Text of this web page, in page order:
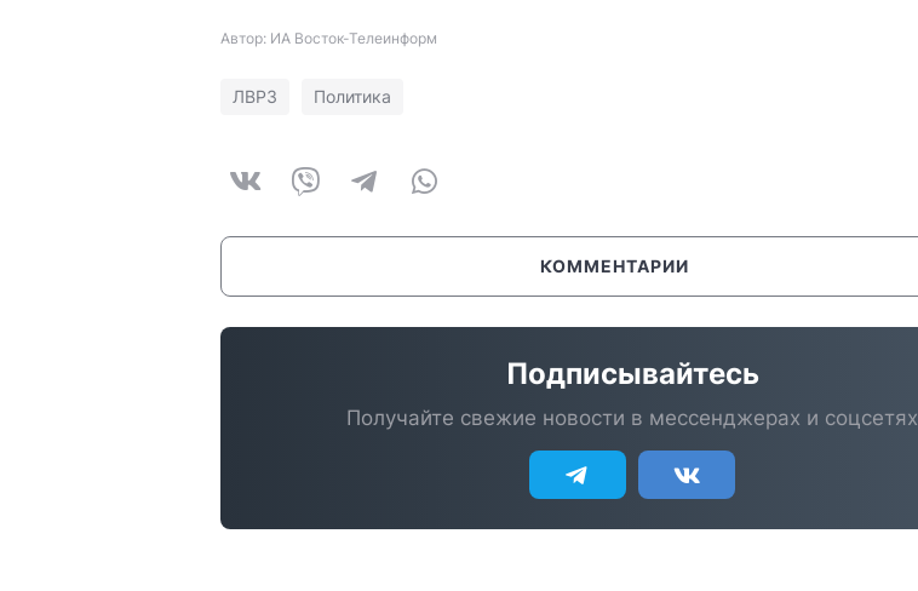
Автор: ИА Восток-Телеинформ
ЛВРЗ Политика
КОММЕНТАРИИ
Подписывайтесь
Получайте свежие новости в мессенджерах и соцсетях